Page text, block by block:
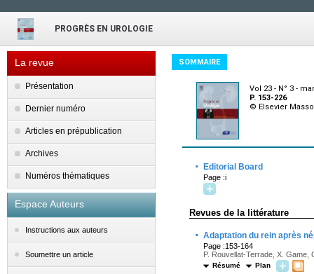
PROGRÈS EN UROLOGIE
La revue
Présentation
Dernier numéro
Articles en prépublication
Archives
Numéros thématiques
Espace Auteurs
Instructions aux auteurs
Soumettre un article
SOMMAIRE
Vol 23 - N° 3 -
P. 153-226
© Elsevier
· Editorial Board
Page :i
Revues de la littérature
· Adaptation du rein après
Page :153-164
P. Rouvellat-Terrade, X. Game,
Résumé Plan